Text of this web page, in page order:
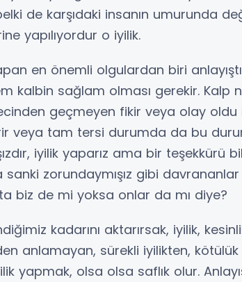
de karşıdaki insanın umurunda
yapılıyordur o iyilik.
en önemli olgulardan biri
kalbin sağlam olması gerekir. Kalp
geçmeyen fikir veya olay oldu
veya tam tersi durumda da bu
iyilik yaparız ama bir teşekkürü
zorundaymışız gibi davrananlar
biz de mi yoksa onlar da mı diye?
kadarını aktarırsak, iyilik,
anlamayan, sürekli iyilikten,
yapmak, olsa olsa saflık olur.